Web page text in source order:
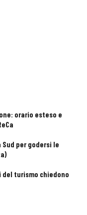
orario esteso e
per godersi le
del turismo chiedono